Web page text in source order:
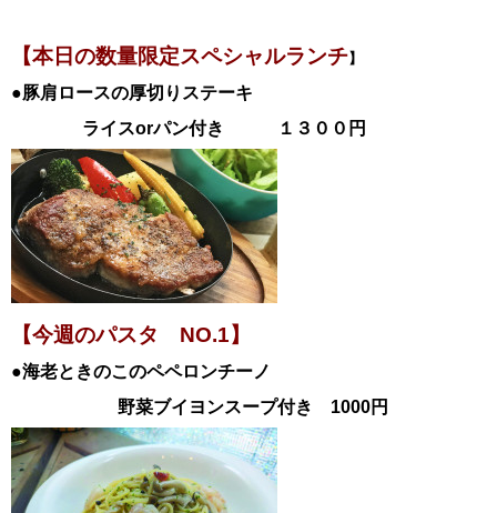
【本日の数量限定スペシャルランチ】
●豚肩ロースの厚切りステーキ
ライスorパン付き １３００円
【今週のパスタ NO.1】
●海老ときのこのペペロンチーノ
野菜ブイヨンスープ付き 1000円